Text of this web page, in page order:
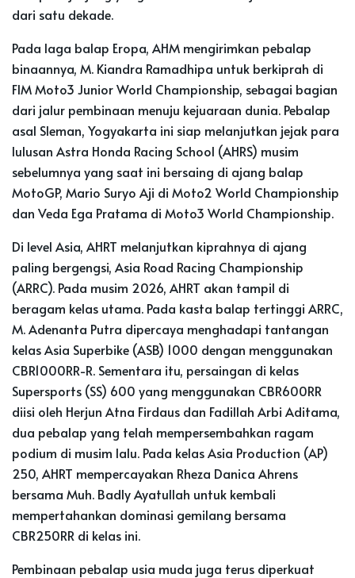
dari satu dekade.
Pada laga balap Eropa, AHM mengirimkan pebalap
binaannya, M. Kiandra Ramadhipa untuk berkiprah di
FIM Moto3 Junior World Championship, sebagai bagian
dari jalur pembinaan menuju kejuaraan dunia. Pebalap
asal Sleman, Yogyakarta ini siap melanjutkan jejak para
lulusan Astra Honda Racing School (AHRS) musim
sebelumnya yang saat ini bersaing di ajang balap
MotoGP, Mario Suryo Aji di Moto2 World Championship
dan Veda Ega Pratama di Moto3 World Championship.
Di level Asia, AHRT melanjutkan kiprahnya di ajang
paling bergengsi, Asia Road Racing Championship
(ARRC). Pada musim 2026, AHRT akan tampil di
beragam kelas utama. Pada kasta balap tertinggi ARRC,
M. Adenanta Putra dipercaya menghadapi tantangan
kelas Asia Superbike (ASB) 1000 dengan menggunakan
CBR1000RR-R. Sementara itu, persaingan di kelas
Supersports (SS) 600 yang menggunakan CBR600RR
diisi oleh Herjun Atna Firdaus dan Fadillah Arbi Aditama,
dua pebalap yang telah mempersembahkan ragam
podium di musim lalu. Pada kelas Asia Production (AP)
250, AHRT mempercayakan Rheza Danica Ahrens
bersama Muh. Badly Ayatullah untuk kembali
mempertahankan dominasi gemilang bersama
CBR250RR di kelas ini.
Pembinaan pebalap usia muda juga terus diperkuat